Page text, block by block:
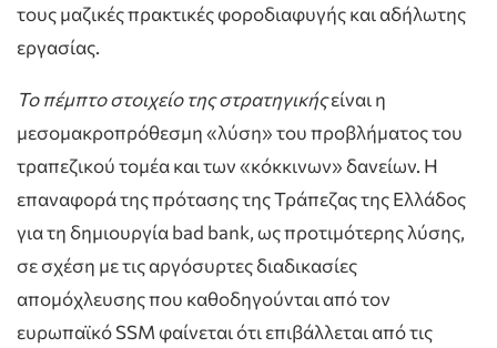
τους μαζικές πρακτικές φοροδιαφυγής και αδήλωτης
εργασίας.
Το πέμπτο στοιχείο της στρατηγικήςείναι η
μεσομακροπρόθεσμη «λύση» του προβλήματος του
τραπεζικού τομέα και των «κόκκινων» δανείων. Η
επαναφορά της πρότασης της Τράπεζας της Ελλάδος
για τη δημιουργία bad bank, ως προτιμότερης λύσης,
σε σχέση με τις αργόσυρτες διαδικασίες
απομόχλευσης που καθοδηγούνται από τον
ευρωπαϊκό SSM φαίνεται ότι επιβάλλεται από τις